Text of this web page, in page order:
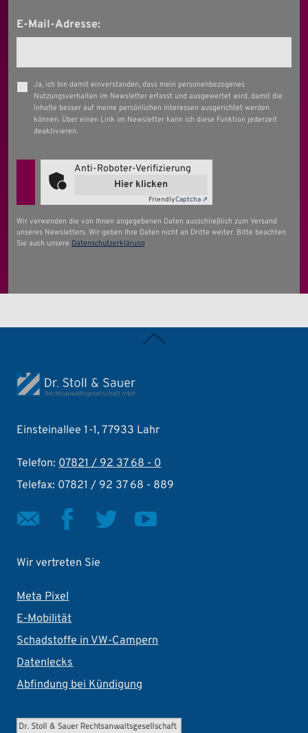
E-Mail-Adresse:
Ja, ich bin damit einverstanden, dass mein personenbezogenes
Nutzungsverhalten im Newsletter erfasst und ausgewertet wird, damit die
Inhalte besser auf meine persönlichen Interessen ausgerichtet werden
können. Über einen Link im Newsletter kann ich diese Funktion jederzeit
deaktivieren.
Anti-Roboter-Verifizierung
Hier klicken
FriendlyCaptcha ⇗
Wir verwenden die von Ihnen angegebenen Daten ausschließlich zum Versand
unseres Newsletters. Wir geben Ihre Daten nicht an Dritte weiter. Bitte beachten
Sie auch unsere Datenschutzerklärung.
Zurück nach oben
Einsteinallee 1-1, 77933 Lahr
Telefon: 07821 / 92 37 68 - 0
Telefax: 07821 / 92 37 68 - 889
Wir vertreten Sie
Meta Pixel
E-Mobilität
Schadstoffe in VW-Campern
Datenlecks
Abfindung bei Kündigung